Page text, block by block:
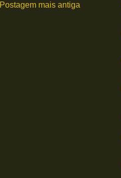
Postagem mais antiga